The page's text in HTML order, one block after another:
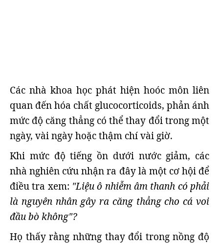
Các nhà khoa học phát hiện hoóc môn liên
quan đến hóa chất glucocorticoids, phản ánh
mức độ căng thẳng có thể thay đổi trong một
ngày, vài ngày hoặc thậm chí vài giờ.
Khi mức độ tiếng ồn dưới nước giảm, các
nhà nghiên cứu nhận ra đây là một cơ hội để
điều tra xem: "Liệu ô nhiễm âm thanh có phải
là nguyên nhân gây ra căng thẳng cho cá voi
đầu bò không"?
Họ thấy rằng những thay đổi trong nồng độ